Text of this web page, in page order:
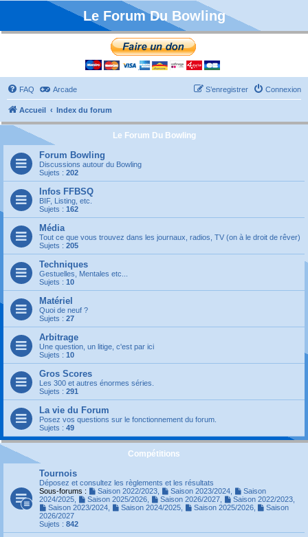
Le Forum Du Bowling
FAQ Arcade Connexion
S’enregistrer
Accueil Index du forum
Le Forum Du Bowling
Forum Bowling
Discussions autour du Bowling
Sujets : 202
Infos FFBSQ
BIF, Listing, etc.
Sujets : 162
Média
Tout ce que vous trouvez dans les journaux, radios, TV (on à le droit de rêver)
Sujets : 205
Techniques
Gestuelles, Mentales etc...
Sujets : 10
Matériel
Quoi de neuf ?
Sujets : 27
Arbitrage
Une question, un litige, c'est par ici
Sujets : 10
Gros Scores
Les 300 et autres énormes séries.
Sujets : 291
La vie du Forum
Posez vos questions sur le fonctionnement du forum.
Sujets : 49
Compétitions
Tournois
Déposez et consultez les règlements et les résultats
Sous-forums :
Saison 2022/2023, Saison 2023/2024,
Saison
2024/2025
Saison 2025/2026, Saison 2026/2027, Saison 2022/2023,
Saison 2023/2024, Saison 2024/2025, Saison 2025/2026,
Saison
2026/2027
Sujets : 842